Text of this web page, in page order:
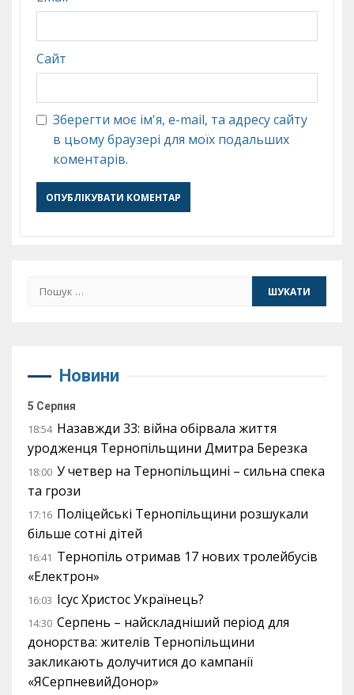
Сайт
Зберегти моє ім'я, e-mail, та адресу сайту
в цьому браузері для моїх подальших
коментарів.
Пошук:
Новини
5 Серпня
18:54 Назавжди 33: війна обірвала життя
уродженця Тернопільщини Дмитра Березка
18:00 У четвер на Тернопільщині – сильна спека
та грози
17:16 Поліцейські Тернопільщини розшукали
більше сотні дітей
16:41 Тернопіль отримав 17 нових тролейбусів
«Електрон»
16:03 Ісус Христос Українець?
14:30 Серпень – найскладніший період для
донорства: жителів Тернопільщини
закликають долучитися до кампанії
«ЯСерпневийДонор»